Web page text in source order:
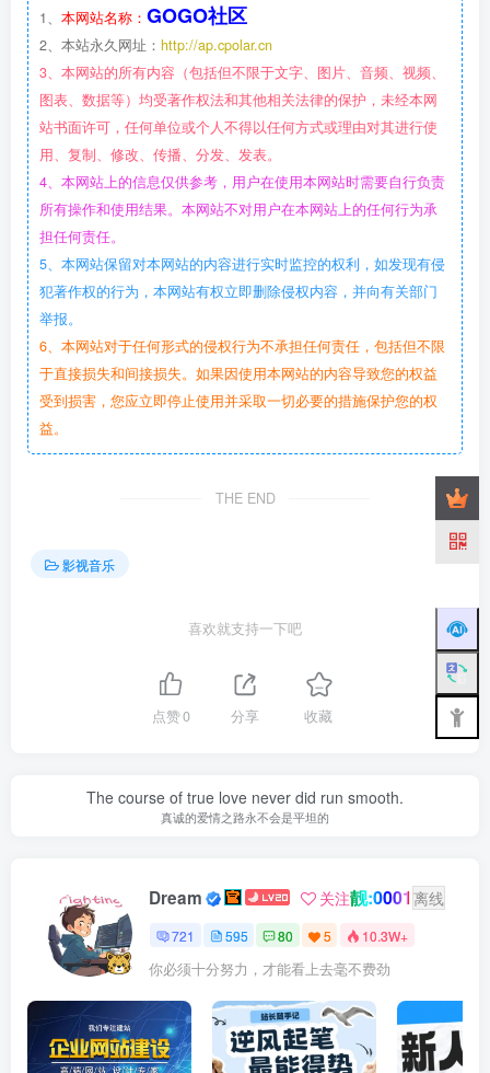
1、 本网站名称： GOGO社区
2、本站永久网址： http://ap.cpolar.cn
3、本网站的所有内容（包括但不限于文字、图片、音频、视频、
图表、数据等）均受著作权法和其他相关法律的保护，未经本网
站书面许可，任何单位或个人不得以任何方式或理由对其进行使
用、复制、修改、传播、分发、发表。
4、本网站上的信息仅供参考，用户在使用本网站时需要自行负责
所有操作和使用结果。本网站不对用户在本网站上的任何行为承
担任何责任。
5、本网站保留对本网站的内容进行实时监控的权利，如发现有侵
犯著作权的行为，本网站有权立即删除侵权内容，并向有关部门
举报。
6、本网站对于任何形式的侵权行为不承担任何责任，包括但不限
于直接损失和间接损失。如果因使用本网站的内容导致您的权益
受到损害，您应立即停止使用并采取一切必要的措施保护您的权
益。
THE END
影视音乐
喜欢就支持一下吧
点赞0 分享 收藏
The course of true love never did run smooth.
真诚的爱情之路永不会是平坦的
Dream 关注靓:0001 离线
721 595 80 5 10.3W+
你必须十分努力，才能看上去毫不费劲